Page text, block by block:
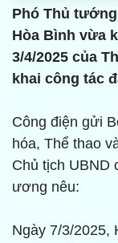
Phó Thủ
Hòa Bình vừa
3/4/2025 của
khai công tác
Công điện gửi
hóa, Thể thao
Chủ tịch UBND
ương nêu:
Ngày 7/3/2025,